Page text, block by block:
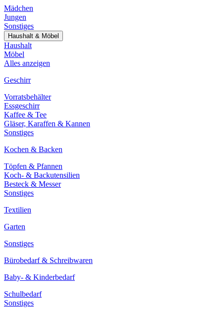
Mädchen
Jungen
Sonstiges
Haushalt & Möbel
Haushalt
Möbel
Alles anzeigen
Geschirr
Vorratsbehälter
Essgeschirr
Kaffee & Tee
Gläser, Karaffen & Kannen
Sonstiges
Kochen & Backen
Töpfen & Pfannen
Koch- & Backutensilien
Besteck & Messer
Sonstiges
Textilien
Garten
Sonstiges
Bürobedarf & Schreibwaren
Baby- & Kinderbedarf
Schulbedarf
Sonstiges